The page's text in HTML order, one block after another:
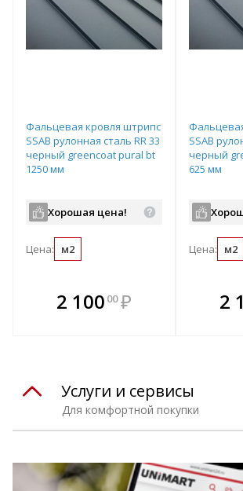
Фальцевая кровля штрипс
SSAB рулонная сталь RR 33
черный greencoat pural bt
1250 мм
Хорошая цена!
Цена: м2
2 100 00 ₽
В
всегда
SSAB
черный
625 мм
Цена: м2
В комплекте
всегда выгоднее!
2
Для комфортной покупки
Услуги и сервисы